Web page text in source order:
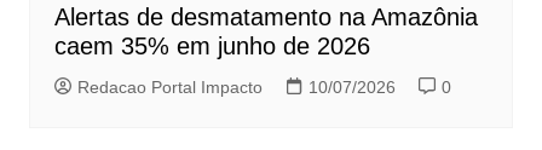
Alertas de desmatamento na Amazônia
caem 35% em junho de 2026
Redacao Portal Impacto 10/07/2026 0